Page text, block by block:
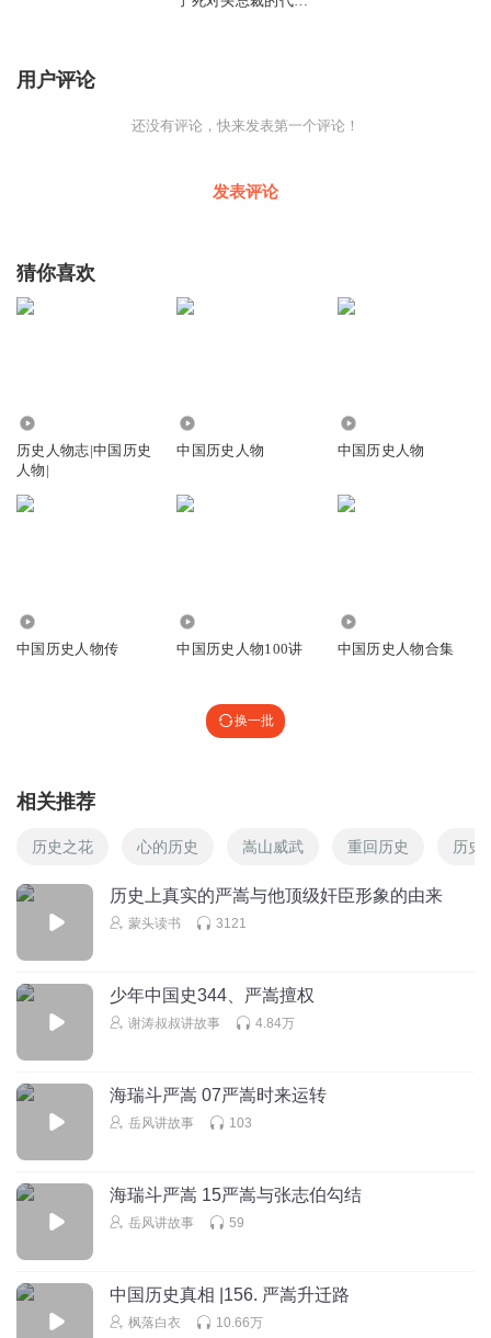
用户评论
还没有评论，快来发表第一个评论！
发表评论
猜你喜欢
历史人物志|中国历史
人物|
中国历史人物 中国历史人物
中国历史人物传 中国历史人物100讲 中国历史人物合集
换一批
相关推荐
历史之花 心的历史 嵩山威武 重回历史 历史
历史上真实的严嵩与他顶级奸臣形象的由来
蒙头读书 3121
少年中国史344、严嵩擅权
谢涛叔叔讲故事 4.84万
海瑞斗严嵩 07严嵩时来运转
岳风讲故事 103
海瑞斗严嵩 15严嵩与张志伯勾结
岳风讲故事 59
中国历史真相 |156. 严嵩升迁路
枫落白衣 10.66万